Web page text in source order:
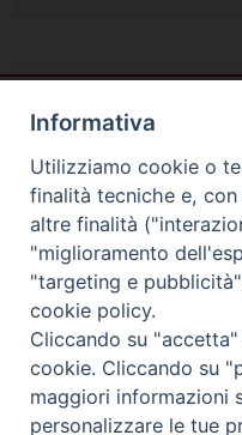
Informativa
Utilizziamo cookie o
finalità tecniche e,
altre finalità
"miglioramento
"targeting e
cookie policy.
Cliccando su
cookie. Cliccando su
maggiori informazioni
personalizzare le tue